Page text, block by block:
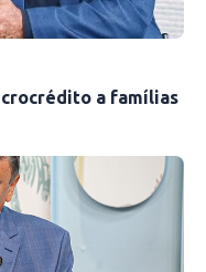
a famílias